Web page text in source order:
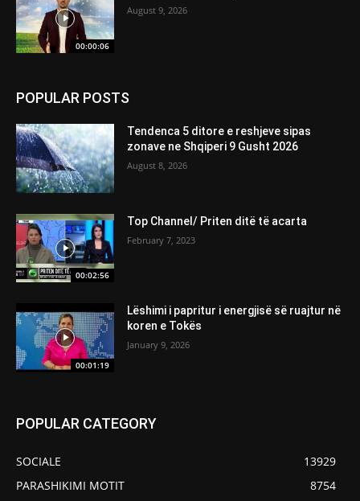
00:00:06
August 9, 2026
POPULAR POSTS
Tendenca 5 ditore e reshjeve sipas
zonave ne Shqiperi 9 Gusht 2026
August 8, 2026
00:02:56
Top Channel/ Priten ditë të acarta
February 7, 2023
00:01:19
Lëshimi i papritur i energjisë së ruajtur në
koren e Tokës
January 9, 2026
POPULAR CATEGORY
SOCIALE
13929
PARASHIKIMI MOTIT
8754